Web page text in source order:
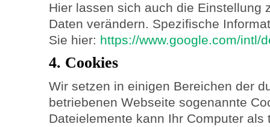
Hier lassen sich auch die Einstellung
Daten verändern. Spezifische
Sie hier: https://www.google.com/intl/
4. Cookies
Wir setzen in einigen Bereichen der
betriebenen Webseite sogenannte
Dateielemente kann Ihr Computer